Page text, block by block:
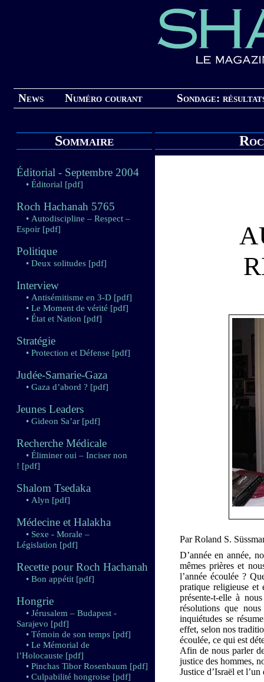
News Numéro courant Sondage:
Sommaire
Éditorial - Septembre 2004
• Éditorial [pdf]
Roch Hachanah 5765
• Autodiscipline – Respect –
Espoir [pdf]
Politique
• Deux solitudes [pdf]
Interview
• Antisémitisme en 3-D [pdf]
• Le Moment de vérité [pdf]
• État et Nation [pdf]
Stratégie
• Protection et Défense [pdf]
Judée-Samarie-Gaza
• Gaza d’abord ? [pdf]
Jeunes Leaders
• Gideon Sa’ar [pdf]
Recherche Médicale
• Éliminer oui – Inciser non
! [pdf]
Shalom Tsedaka
• Alyn [pdf]
Médecine et Halakha
• Sexe - Morale –
Législation [pdf]
Recette pour Roch Hachanah
• Bon appétit [pdf]
Hongrie
• Jérusalem – Budapest -
Sarajevo [pdf]
• Témoin de son temps [pdf]
• Le Mémorial de
l’Holocauste [pdf]
• Pinchas Tibor Rosenbaum [pdf]
• Culpabilité hongroise [pdf]
Par Roland S.
D’année en année,
mêmes prières et
l’année écoulée ?
pratique religieuse et
présente-t-elle à
résolutions que
inquiétudes se
effet, selon nos
écoulée, ce qui est
Afin de nous parler
justice des hommes,
Justice d’Israël et